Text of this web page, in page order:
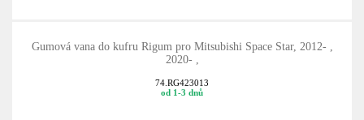
Gumová vana do kufru Rigum pro Mitsubishi Space Star, 2012- ,
2020- ,
74.RG423013
od 1-3 dnů